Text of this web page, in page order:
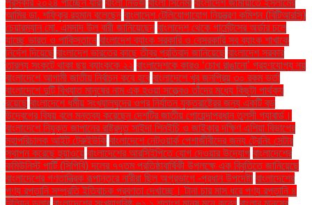
পুরস্কার ২০২৪ পাচ্ছেন যাঁরা বাংলা নিউজ বাংলা সিনেমা বাংলাদেশ জামায়াতে ইসলামের
আমির ডা. শফিকুর রহমান বলেছেন বাংলাদেশ টেলিযোগাযোগ নিয়ন্ত্রণ কমিশন (বিটিআরসি)
চেয়ারম্যান মো. এমদাদ উল বারী জানিয়েছেন বাংলাদেশ থেকে গার্মেন্টসের অর্ডার চলে
যাচ্ছে ভারত ও পাকিস্তানে বাংলাদেশ ব্যাংক সরকারি ও বেসরকারি সব ব্যাংক শাখাকে
নির্দেশ দিয়েছে বাংলাদেশ ভারতের কাছে তীব্র প্রতিবাদ জানিয়েছে বাংলাদেশ সরকার
তারল্য সংকটে থাকা ছয় ব্যাংককে ২২ বাংলাদেশকে কারও ‘চোখ রাঙানো’ গ্রহণযোগ্য নয়
বাংলাদেশে আগামী জাতীয় নির্বাচন কবে হবে বাংলাদেশে খুব জনপ্রিয় ৩০ রকম ভর্তা
বাংলাদেশে দুটি বিখ্যাত মানুষের নাম এক হওয়া সত্ত্বেও তাঁদের মধ্যে কিছুটা পার্থক্য
রয়েছে বাংলাদেশে ধর্মীয় সংখ্যালঘুদের ওপর নির্যাতন যুক্তরাষ্ট্রের জন্য একটি বড়
উদ্বেগের বিষয় বলে মন্তব্য করেছেন দেশটির জাতীয় গোয়েন্দাপ্রধান তুলসী গ্যাবার্ড।
বাংলাদেশে নিযুক্ত জাপানের রাষ্ট্রদূত সাইদা শিনইচি ও জাইকার দক্ষিণ এশিয়া বিভাগের
মহাপরিচালক আইট টেরুইউকি বাংলাদেশে নেটওয়ার্ক পেশাজীবীদের জন্য ট্রেনিং সেন্টার
স্থাপন করেছে হুয়াওয়ে বাংলাদেশের আরসিইপিতে যোগ দেওয়ার উদ্যোগ বাংলাদেশের
কমিউনিস্ট পার্টি (সিপিবি) দলের ৭৭তম প্রতিষ্ঠাবার্ষিকী উপলক্ষে এক বিবৃতিতে জানিয়েছে
বাংলাদেশের গণতান্ত্রিক রূপান্তরে নারীরা ছিল অগ্রভাগে -প্রধান উপদেষ্টা বাংলাদেশের
পণ্য রপ্তানি সম্প্রতি ইতিবাচক প্রবণতা দেখাচ্ছে। টানা চার মাস ধরে পণ্য রপ্তানি ৪